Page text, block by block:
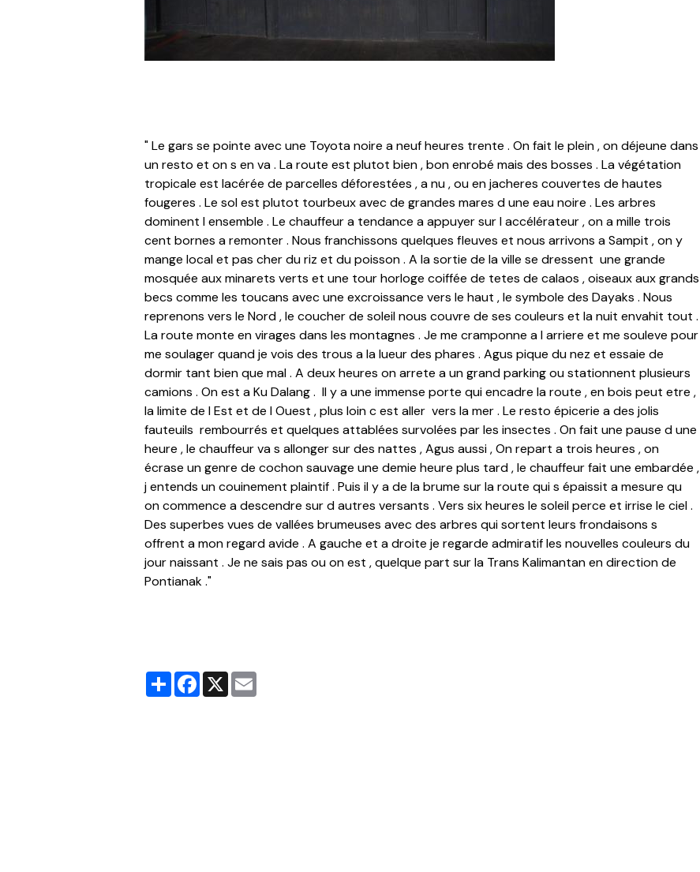
" Le gars se pointe avec une Toyota noire a neuf heures trente . On fait le plein , on déjeune dans
un resto et on s en va . La route est plutot bien , bon enrobé mais des bosses . La végétation
tropicale est lacérée de parcelles déforestées , a nu , ou en jacheres couvertes de hautes
fougeres . Le sol est plutot tourbeux avec de grandes mares d une eau noire . Les arbres
dominent l ensemble . Le chauffeur a tendance a appuyer sur l accélérateur , on a mille trois
cent bornes a remonter . Nous franchissons quelques fleuves et nous arrivons a Sampit , on y
mange local et pas cher du riz et du poisson . A la sortie de la ville se dressent une grande
mosquée aux minarets verts et une tour horloge coiffée de tetes de calaos , oiseaux aux grands
becs comme les toucans avec une excroissance vers le haut , le symbole des Dayaks . Nous
reprenons vers le Nord , le coucher de soleil nous couvre de ses couleurs et la nuit envahit tout .
La route monte en virages dans les montagnes . Je me cramponne a l arriere et me souleve pour
me soulager quand je vois des trous a la lueur des phares . Agus pique du nez et essaie de
dormir tant bien que mal . A deux heures on arrete a un grand parking ou stationnent plusieurs
camions . On est a Ku Dalang . Il y a une immense porte qui encadre la route , en bois peut etre ,
la limite de l Est et de l Ouest , plus loin c est aller vers la mer . Le resto épicerie a des jolis
fauteuils rembourrés et quelques attablées survolées par les insectes . On fait une pause d une
heure , le chauffeur va s allonger sur des nattes , Agus aussi , On repart a trois heures , on
écrase un genre de cochon sauvage une demie heure plus tard , le chauffeur fait une embardée ,
j entends un couinement plaintif . Puis il y a de la brume sur la route qui s épaissit a mesure qu
on commence a descendre sur d autres versants . Vers six heures le soleil perce et irrise le ciel .
Des superbes vues de vallées brumeuses avec des arbres qui sortent leurs frondaisons s
offrent a mon regard avide . A gauche et a droite je regarde admiratif les nouvelles couleurs du
jour naissant . Je ne sais pas ou on est , quelque part sur la Trans Kalimantan en direction de
Pontianak ."
PartagerFacebook
X